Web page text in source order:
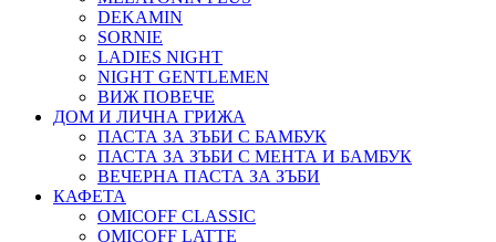
DEKAMIN
SORNIE
LADIES NIGHT
NIGHT GENTLEMEN
ВИЖ ПОВЕЧЕ
ДОМ И ЛИЧНА ГРИЖА
ПАСТА ЗА ЗЪБИ С БАМБУК
ПАСТА ЗА ЗЪБИ С МЕНТА И БАМБУК
ВЕЧЕРНА ПАСТА ЗА ЗЪБИ
КАФЕТА
OMICOFF CLASSIC
OMICOFF LATTE